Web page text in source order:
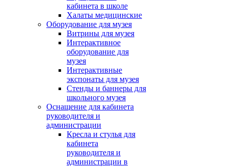
кабинета в школе
Халаты медицинские
Оборудование для музея
Витрины для музея
Интерактивное
оборудование для
музея
Интерактивные
экспонаты для музея
Стенды и баннеры для
школьного музея
Оснащение для кабинета
руководителя и
администрации
Кресла и стулья для
кабинета
руководителя и
администрации в